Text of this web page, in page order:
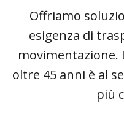
Offriamo
esigenza di
movimentazione.
oltre 45 anni è al
più